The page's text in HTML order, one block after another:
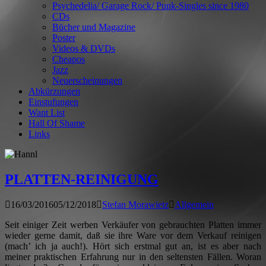
Psychedelia/ Garage Rock/ Punk-Singles since 1980
CDs
Bücher und Magazine
Poster
Videos & DVDs
Cheapos
Jazz
Neuerscheinungen
Abkürzungen
Einstufungen
Want List
Hall Of Shame
Links
PLATTEN-REINIGUNG
16/03/201605/12/2018 Stefan Morawietz
Allgemein
Seit einiger Zeit werben Verkäufer von gebrauchten Platten immer
wieder gerne damit, daß sie ihre Ware vor dem Verkauf reinigen
(mach’ ich ja auch!). Hört sich erstmal gut an, ist es aber nach
meiner praktischen Erfahrung nur in den seltensten Fällen. Woran